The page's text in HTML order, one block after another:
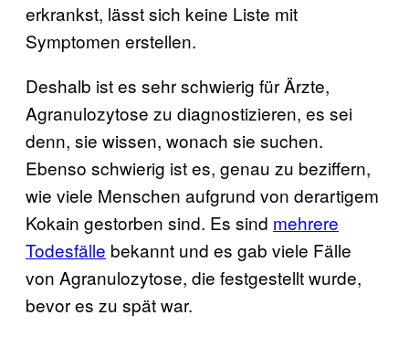
erkrankst, lässt sich keine Liste mit
Symptomen erstellen.
Deshalb ist es sehr schwierig für Ärzte,
Agranulozytose zu diagnostizieren, es sei
denn, sie wissen, wonach sie suchen.
Ebenso schwierig ist es, genau zu beziffern,
wie viele Menschen aufgrund von derartigem
Kokain gestorben sind. Es sind mehrere
Todesfälle bekannt und es gab viele Fälle
von Agranulozytose, die festgestellt wurde,
bevor es zu spät war.